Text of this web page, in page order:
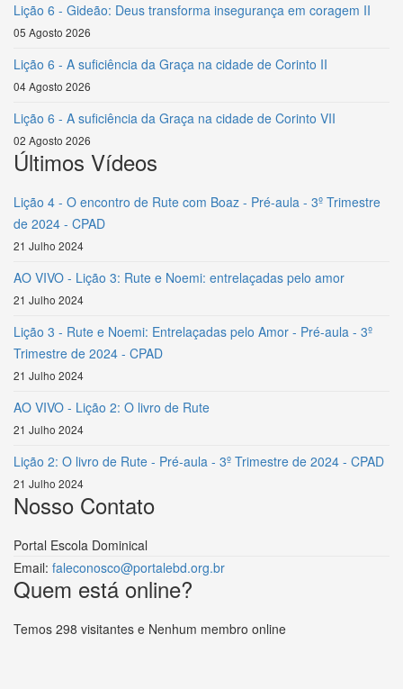
Lição 6 - Gideão: Deus transforma insegurança em coragem II
05 Agosto 2026
Lição 6 - A suficiência da Graça na cidade de Corinto II
04 Agosto 2026
Lição 6 - A suficiência da Graça na cidade de Corinto VII
02 Agosto 2026
Últimos Vídeos
Lição 4 - O encontro de Rute com Boaz - Pré-aula - 3º Trimestre
de 2024 - CPAD
21 Julho 2024
AO VIVO - Lição 3: Rute e Noemi: entrelaçadas pelo amor
21 Julho 2024
Lição 3 - Rute e Noemi: Entrelaçadas pelo Amor - Pré-aula - 3º
Trimestre de 2024 - CPAD
21 Julho 2024
AO VIVO - Lição 2: O livro de Rute
21 Julho 2024
Lição 2: O livro de Rute - Pré-aula - 3º Trimestre de 2024 - CPAD
21 Julho 2024
Nosso Contato
Portal Escola Dominical
Email: faleconosco@portalebd.org.br
Quem está online?
Temos 298 visitantes e Nenhum membro online